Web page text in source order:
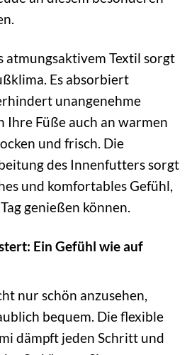
atmungsaktivem Textil sorgt
Es absorbiert
unangenehme
Ihre Füße auch an warmen
und frisch. Die
des Innenfutters sorgt
und komfortables Gefühl,
genießen können.
Ein Gefühl wie auf
nur schön anzusehen,
bequem. Die flexible
dämpft jeden Schritt und